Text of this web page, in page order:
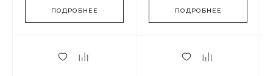
ПОДРОБНЕЕ ПОДРОБНЕЕ